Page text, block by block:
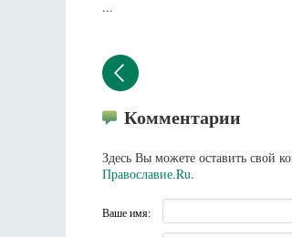
...
Комментарии
Здесь Вы можете оставить свой
Православие.Ru.
Ваше имя: